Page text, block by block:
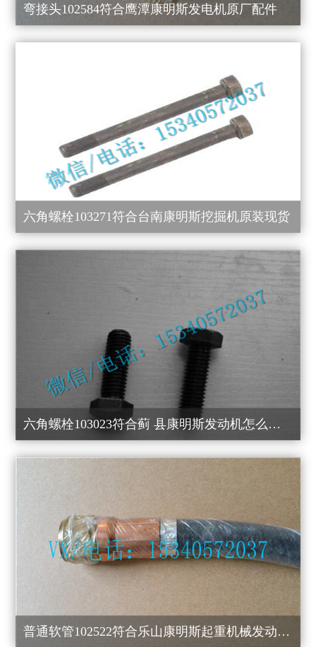
弯接头102584符合鹰潭康明斯发电机原厂配件
六角螺栓103271符合台南康明斯挖掘机原装现货
六角螺栓103023符合蓟 县康明斯发动机怎么买？
普通软管102522符合乐山康明斯起重机械发动机总代直销